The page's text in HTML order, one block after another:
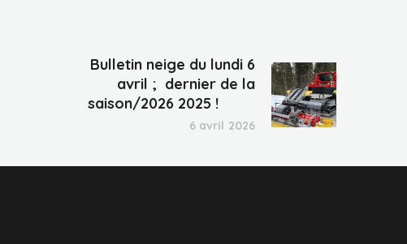
Bulletin neige du lundi 6
avril ; dernier de la
saison/2026 2025 !
6 avril 2026